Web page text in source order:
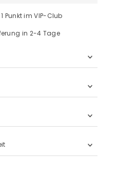
Punkt im VIP-Club
in 2-4 Tage